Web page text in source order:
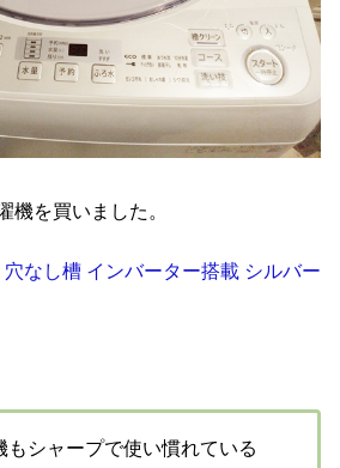
機を買いました。
穴なし槽 インバーター搭載 シルバー
もシャープで使い慣れている